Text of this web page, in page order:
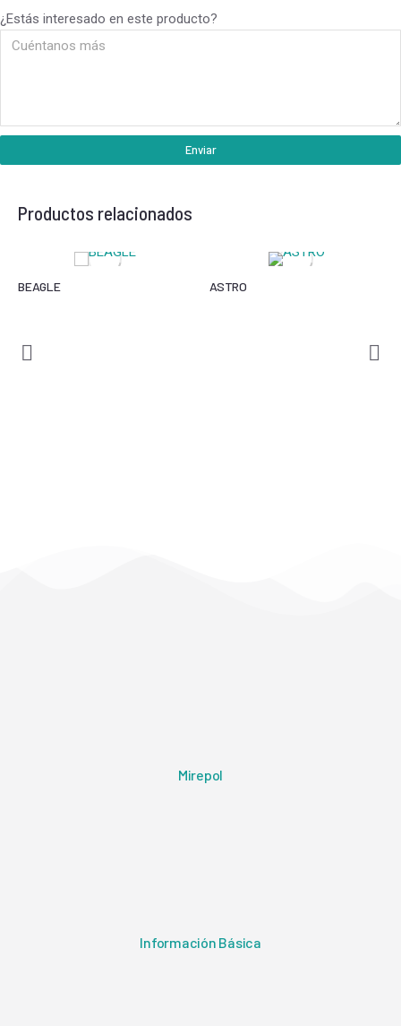
¿Estás interesado en este producto?
Enviar
Productos relacionados
BEAGLE ASTRO
Mirepol
Información Básica